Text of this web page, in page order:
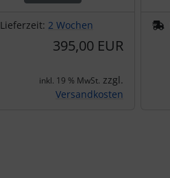
Lieferzeit: 2 Wochen
395,00 EUR
inkl. 19 % MwSt. zzgl.
Versandkosten